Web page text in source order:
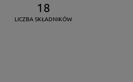
18
LICZBA SKŁADNIKÓW